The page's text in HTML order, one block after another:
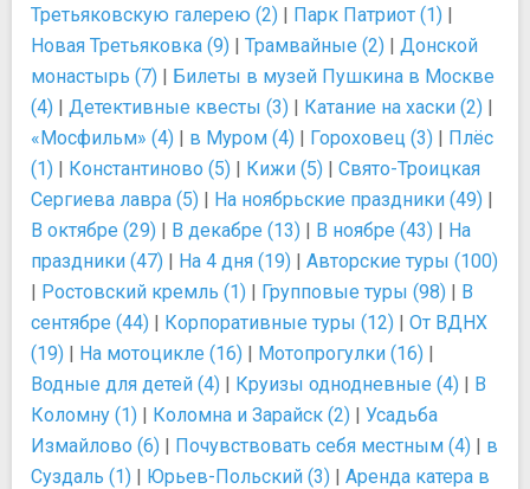
Третьяковскую галерею (2) | Парк Патриот (1) |
Новая Третьяковка (9) | Трамвайные (2) | Донской
монастырь (7) | Билеты в музей Пушкина в Москве
(4) | Детективные квесты (3) | Катание на хаски (2) |
«Мосфильм» (4) | в Муром (4) | Гороховец (3) | Плёс
(1) | Константиново (5) | Кижи (5) | Свято-Троицкая
Сергиева лавра (5) | На ноябрьские праздники (49) |
В октябре (29) | В декабре (13) | В ноябре (43) | На
праздники (47) | На 4 дня (19) | Авторские туры (100)
| Ростовский кремль (1) | Групповые туры (98) | В
сентябре (44) | Корпоративные туры (12) | От ВДНХ
(19) | На мотоцикле (16) | Мотопрогулки (16) |
Водные для детей (4) | Круизы однодневные (4) | В
Коломну (1) | Коломна и Зарайск (2) | Усадьба
Измайлово (6) | Почувствовать себя местным (4) | в
Суздаль (1) | Юрьев-Польский (3) | Аренда катера в